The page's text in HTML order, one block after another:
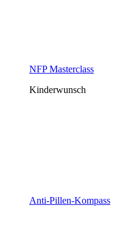
NFP Masterclass
Kinderwunsch
Anti-Pillen-Kompass